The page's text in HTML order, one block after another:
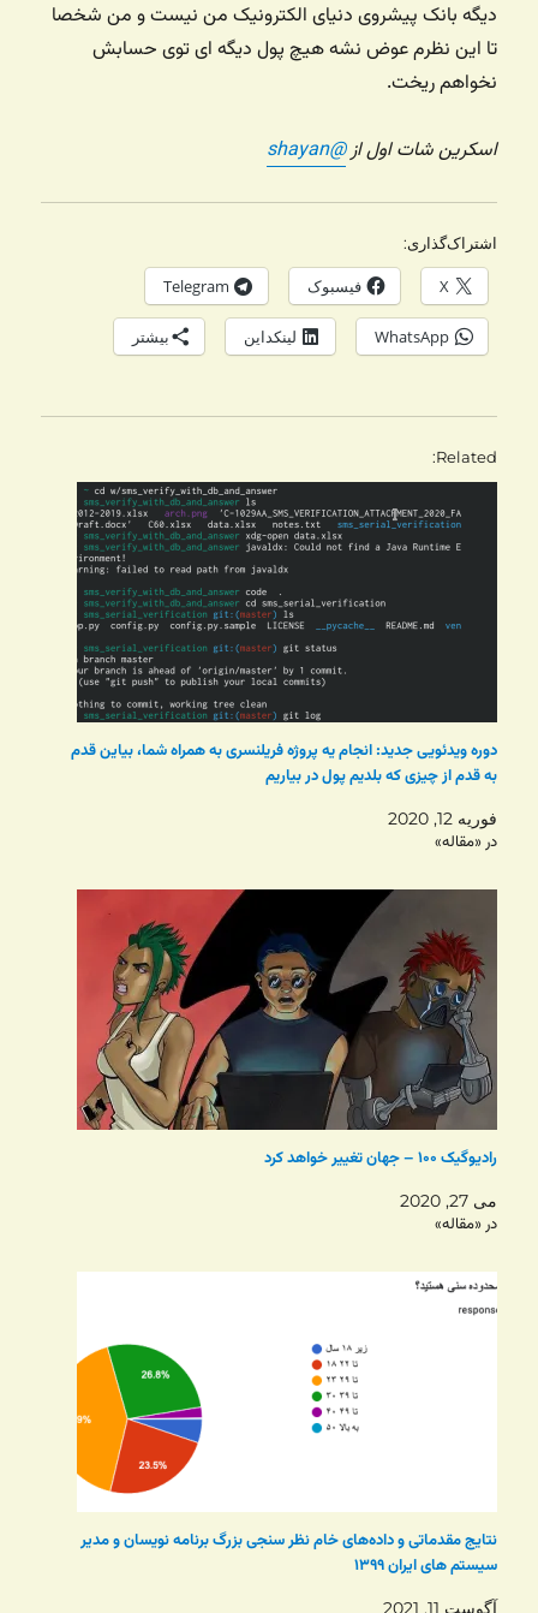
دیگه بانک پیشروی دنیای الکترونیک من نیست و من شخصا
تا این نظرم عوض نشه هیچ پول دیگه ای توی حسابش
نخواهم ریخت.
اسکرین شات اول از@shayan
اشتراک‌گذاری:
X فیسبوک Telegram
WhatsApp لینکداین بیشتر
Related
دوره ویدئویی جدید: انجام یه پروژه فریلنسری به همراه شما، بیاین قدم
به قدم از چیزی که بلدیم پول در بیاریم
فوریه 12, 2020
در «مقاله»
رادیوگیک ۱۰۰ – جهان تغییر خواهد کرد
می 27, 2020
در «مقاله»
نتایج مقدماتی و داده‌های خام نظر سنجی بزرگ برنامه نویسان و مدیر
سیستم های ایران ۱۳۹۹
آگوست 11, 2021